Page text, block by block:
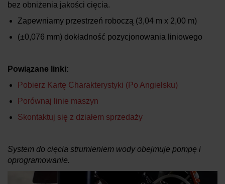
bez obniżenia jakości cięcia.
Zapewniamy przestrzeń roboczą (3,04 m x 2,00 m)
(±0,076 mm) dokładność pozycjonowania liniowego
Powiązane linki:
Pobierz Kartę Charakterystyki (po Angielsku)
Porównaj linie maszyn
Skontaktuj się z działem sprzedaży
System do cięcia strumieniem wody obejmuje pompę i
oprogramowanie.